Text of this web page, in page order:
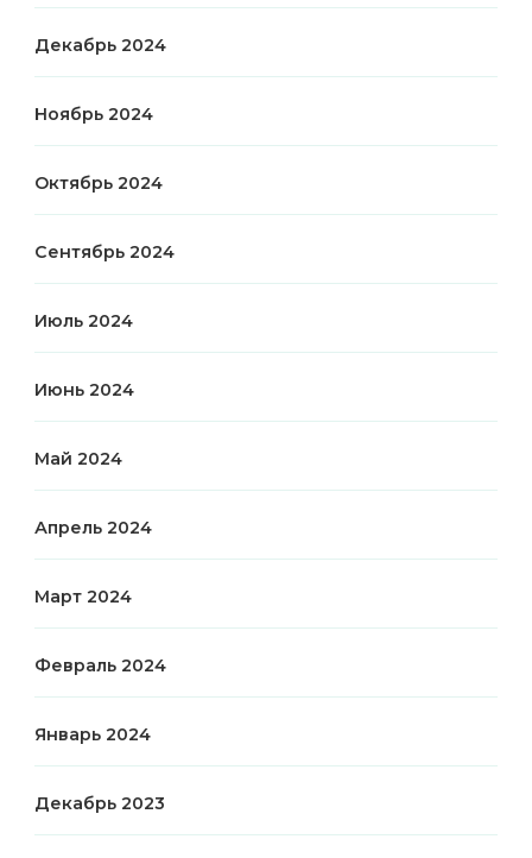
Декабрь 2024
Ноябрь 2024
Октябрь 2024
Сентябрь 2024
Июль 2024
Июнь 2024
Май 2024
Апрель 2024
Март 2024
Февраль 2024
Январь 2024
Декабрь 2023